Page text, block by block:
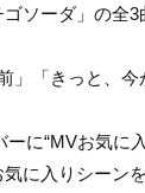
ソーダ」の全3
」「きっと、
ーに“MVお気に
気に入りシーン